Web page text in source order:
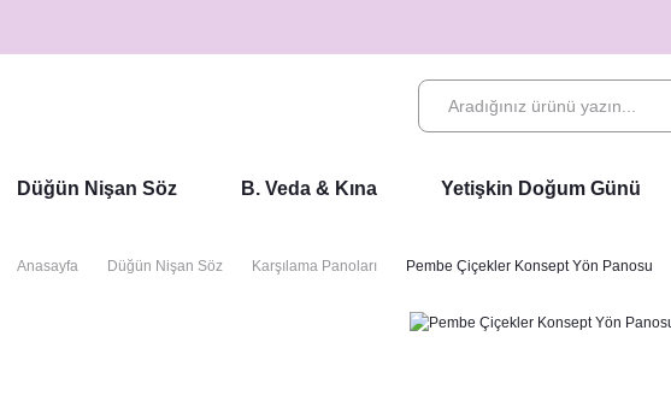
Düğün Nişan Söz B. Veda & Kına Yetişkin Doğum Günü
Anasayfa Düğün Nişan Söz Karşılama Panoları Pembe Çiçekler Konsept Yön Panosu